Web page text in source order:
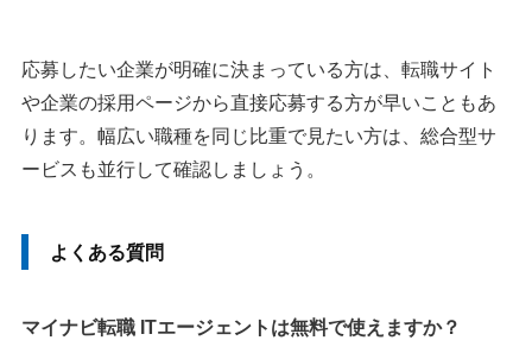
応募したい企業が明確に決まっている方は、転職サイト
や企業の採用ページから直接応募する方が早いこともあ
ります。幅広い職種を同じ比重で見たい方は、総合型サ
ービスも並行して確認しましょう。
よくある質問
マイナビ転職 ITエージェントは無料で使えますか？